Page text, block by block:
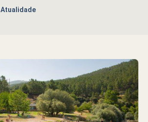
Atualidade